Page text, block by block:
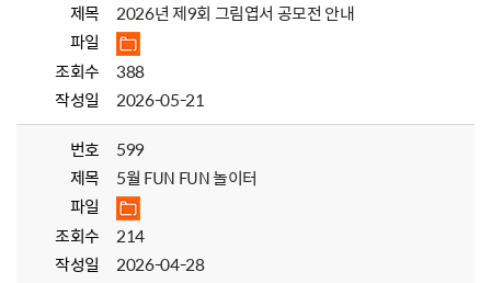
제목
2026년 제9회 그림엽서 공모전 안내
파일
조회수
388
작성일
2026-05-21
번호
599
제목
5월 FUN FUN 놀이터
파일
조회수
214
작성일
2026-04-28